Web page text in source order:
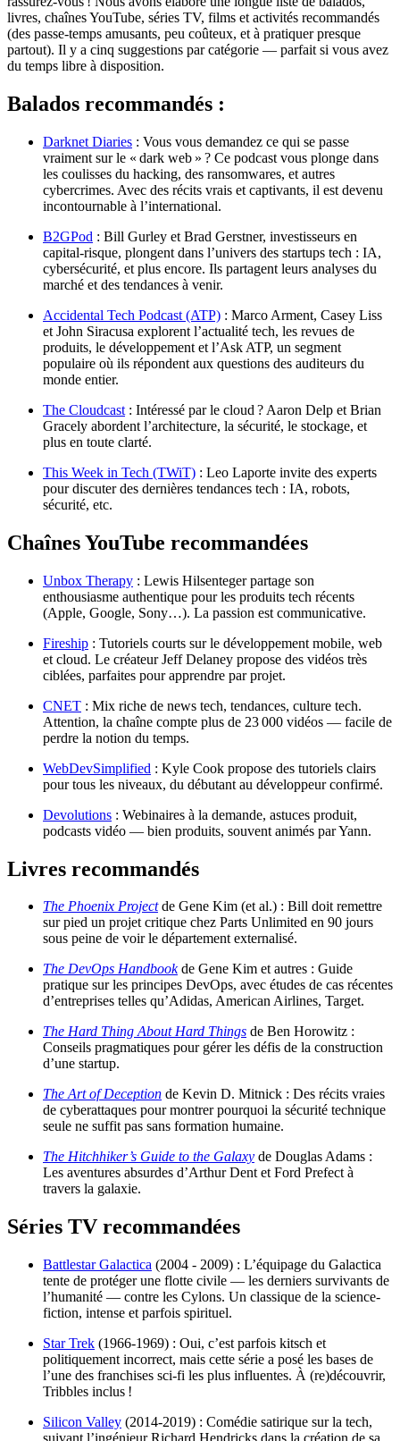
livres, chaînes YouTube, séries TV, films et activités recommandés
(des passe‑temps amusants, peu coûteux, et à pratiquer presque
partout). Il y a cinq suggestions par catégorie — parfait si vous avez
du temps libre à disposition.
Balados recommandés :
Darknet Diaries : Vous vous demandez ce qui se passe
vraiment sur le « dark web » ? Ce podcast vous plonge dans
les coulisses du hacking, des ransomwares, et autres
cybercrimes. Avec des récits vrais et captivants, il est devenu
incontournable à l’international.
B2GPod : Bill Gurley et Brad Gerstner, investisseurs en
capital-risque, plongent dans l’univers des startups tech : IA,
cybersécurité, et plus encore. Ils partagent leurs analyses du
marché et des tendances à venir.
Accidental Tech Podcast (ATP) : Marco Arment, Casey Liss
et John Siracusa explorent l’actualité tech, les revues de
produits, le développement et l’Ask ATP, un segment
populaire où ils répondent aux questions des auditeurs du
monde entier.
The Cloudcast : Intéressé par le cloud ? Aaron Delp et Brian
Gracely abordent l’architecture, la sécurité, le stockage, et
plus en toute clarté.
This Week in Tech (TWiT) : Leo Laporte invite des experts
pour discuter des dernières tendances tech : IA, robots,
sécurité, etc.
Chaînes YouTube recommandées
Unbox Therapy : Lewis Hilsenteger partage son
enthousiasme authentique pour les produits tech récents
(Apple, Google, Sony…). La passion est communicative.
Fireship : Tutoriels courts sur le développement mobile, web
et cloud. Le créateur Jeff Delaney propose des vidéos très
ciblées, parfaites pour apprendre par projet.
CNET : Mix riche de news tech, tendances, culture tech.
Attention, la chaîne compte plus de 23 000 vidéos — facile de
perdre la notion du temps.
WebDevSimplified : Kyle Cook propose des tutoriels clairs
pour tous les niveaux, du débutant au développeur confirmé.
Devolutions : Webinaires à la demande, astuces produit,
podcasts vidéo — bien produits, souvent animés par Yann.
Livres recommandés
The Phoenix Projectde Gene Kim (et al.) : Bill doit remettre
sur pied un projet critique chez Parts Unlimited en 90 jours
sous peine de voir le département externalisé.
The DevOps Handbookde Gene Kim et autres : Guide
pratique sur les principes DevOps, avec études de cas récentes
d’entreprises telles qu’Adidas, American Airlines, Target.
The Hard Thing About Hard Things de Ben Horowitz :
Conseils pragmatiques pour gérer les défis de la construction
d’une startup.
The Art of Deception de Kevin D. Mitnick : Des récits vraies
de cyberattaques pour montrer pourquoi la sécurité technique
seule ne suffit pas sans formation humaine.
The Hitchhiker’s Guide to the Galaxy de Douglas Adams :
Les aventures absurdes d’Arthur Dent et Ford Prefect à
travers la galaxie.
Séries TV recommandées
Battlestar Galactica (2004 - 2009) : L’équipage du Galactica
tente de protéger une flotte civile — les derniers survivants de
l’humanité — contre les Cylons. Un classique de la science-
fiction, intense et parfois spirituel.
Star Trek (1966-1969) : Oui, c’est parfois kitsch et
politiquement incorrect, mais cette série a posé les bases de
l’une des franchises sci-fi les plus influentes. À (re)découvrir,
Tribbles inclus !
Silicon Valley (2014-2019) : Comédie satirique sur la tech,